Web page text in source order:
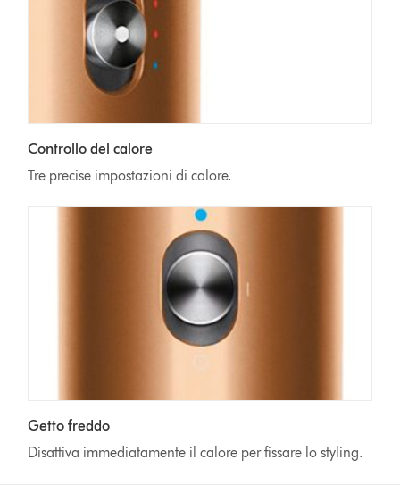
Controllo del calore
Tre precise impostazioni di calore.
Getto freddo
Disattiva immediatamente il calore per fissare lo styling.